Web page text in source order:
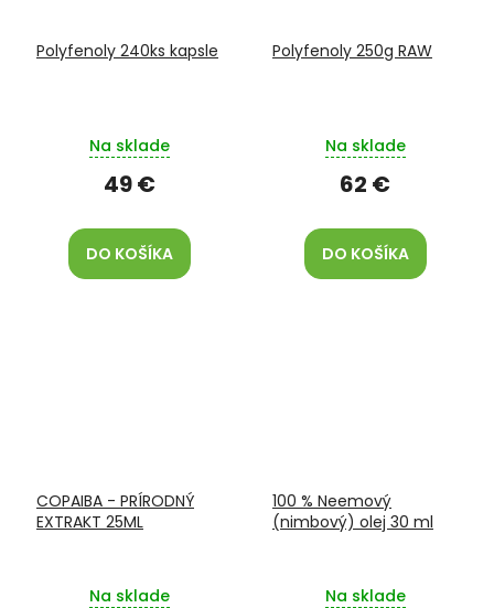
Polyfenoly 240ks kapsle
Na sklade
49 €
DO KOŠÍKA
Polyfenoly 250g RAW
Na sklade
62 €
DO KOŠÍKA
COPAIBA - PRÍRODNÝ
EXTRAKT 25ML
Na sklade
100 % Neemový
(nimbový) olej 30 ml
Na sklade